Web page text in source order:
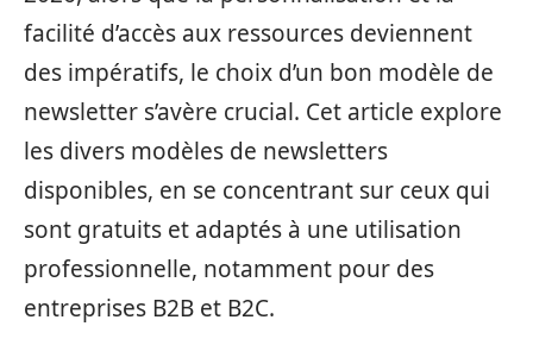
facilité d’accès aux ressources deviennent
des impératifs, le choix d’un bon modèle de
newsletter s’avère crucial. Cet article explore
les divers modèles de newsletters
disponibles, en se concentrant sur ceux qui
sont gratuits et adaptés à une utilisation
professionnelle, notamment pour des
entreprises B2B et B2C.